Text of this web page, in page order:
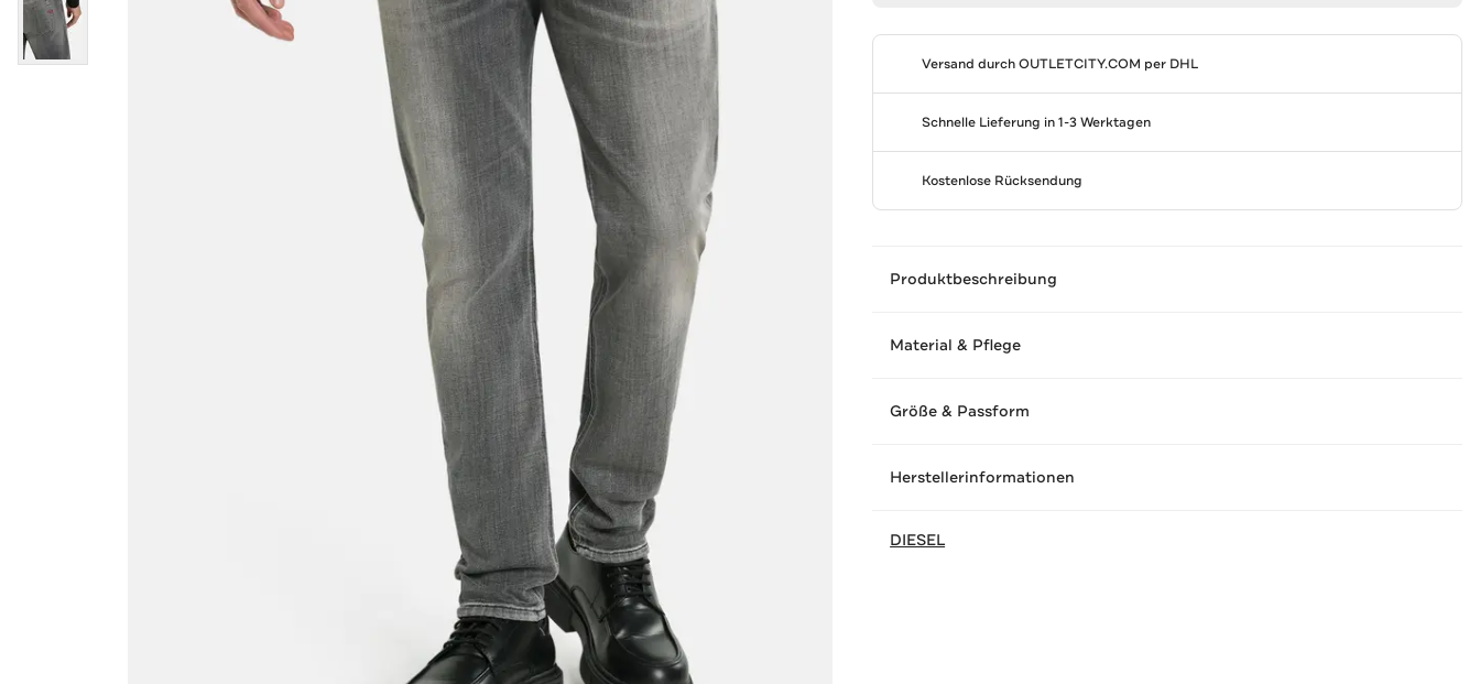
Versand durchOUTLETCITY.COM per DHL
Schnelle Lieferung in 1-3 Werktagen
Kostenlose Rücksendung
Produktbeschreibung
Material & Pflege
Größe & Passform
Herstellerinformationen
DIESEL